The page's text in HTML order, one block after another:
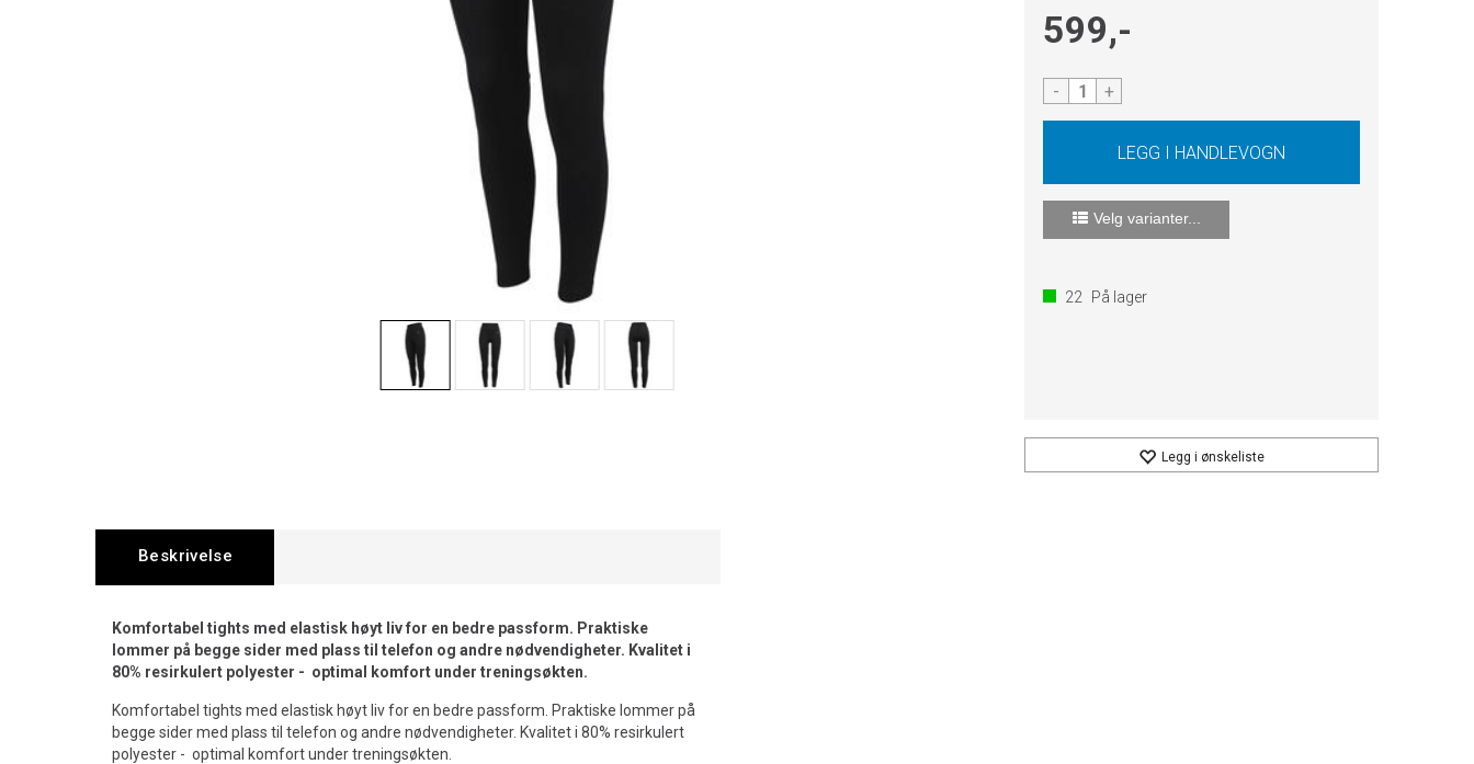
599,-
- +
Velg varianter...
22 På lager
Legg i ønskeliste
Beskrivelse
Komfortabel tights med elastisk høyt liv for en bedre passform. Praktiske
lommer på begge sider med plass til telefon og andre nødvendigheter. Kvalitet i
80% resirkulert polyester - optimal komfort under treningsøkten.
Komfortabel tights med elastisk høyt liv for en bedre passform. Praktiske lommer på
begge sider med plass til telefon og andre nødvendigheter. Kvalitet i 80% resirkulert
polyester - optimal komfort under treningsøkten.